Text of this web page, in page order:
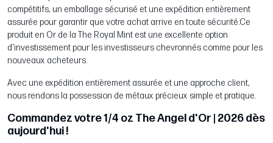
compétitifs, un emballage sécurisé et une expédition entièrement
assurée pour garantir que votre achat arrive en toute sécurité.Ce
produit en Or de la The Royal Mint est une excellente option
d'investissement pour les investisseurs chevronnés comme pour les
nouveaux acheteurs.
Avec une expédition entièrement assurée et une approche client,
nous rendons la possession de métaux précieux simple et pratique.
Commandez votre 1/4 oz The Angel d'Or | 2026 dès
aujourd'hui !